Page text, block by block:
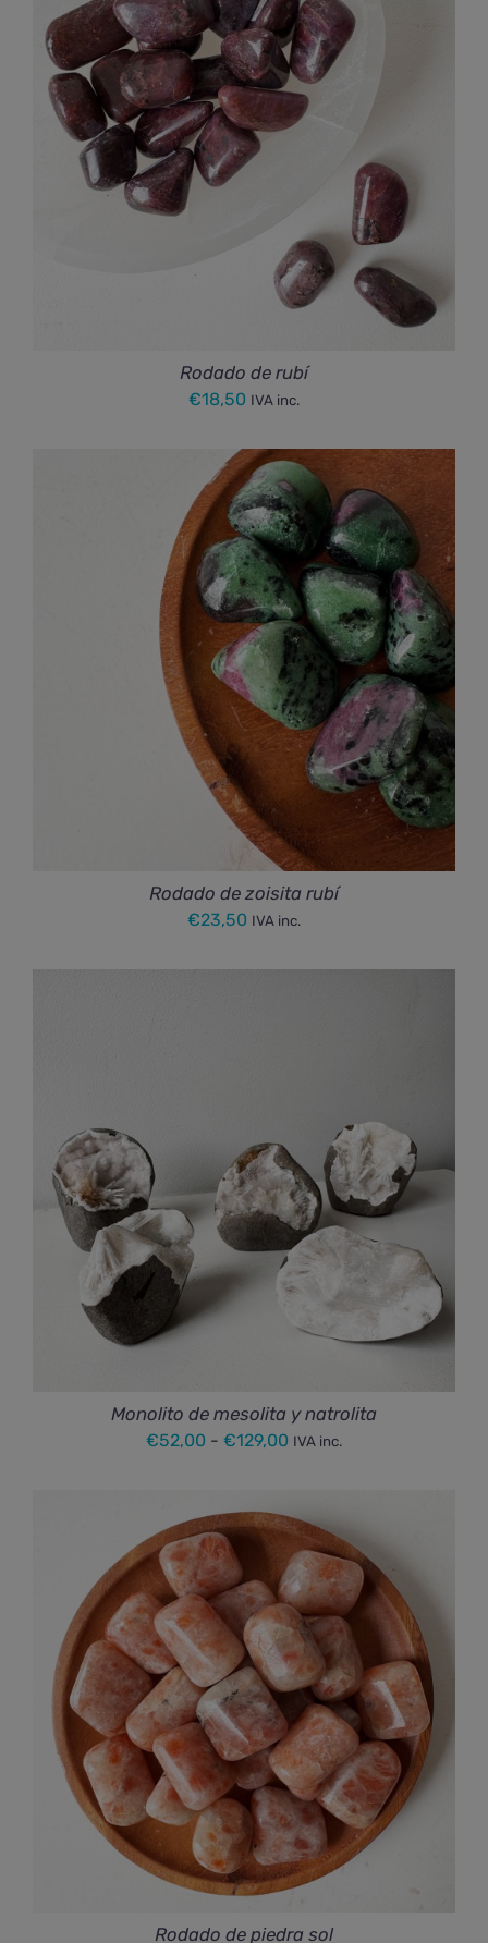
Rodado de rubí
€18,50 IVA inc.
Rodado de zoisita rubí
€23,50 IVA inc.
Monolito de mesolita y natrolita
€52,00 - €129,00 Rango
desde
€52,00
hasta
€129,00
IVA inc.
Rodado de piedra sol